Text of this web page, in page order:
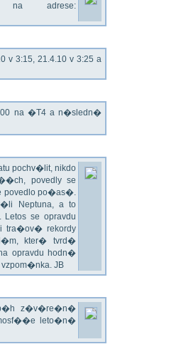
adrese:
v 3:15, 21.4.10 v 3:25 a
na �T4 a n�sledn�
pochv�lit, nikdo
povedly se
povedlo po�as�.
Neptuna, a to
se opravdu
tra�ov� rekordy
kter� tvrd�
opravdu hodn�
JB
z�v�re�n�
leto�n�